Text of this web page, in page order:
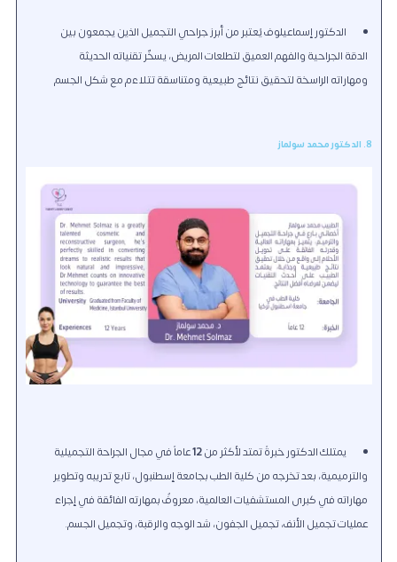
الدكتور إسماعيلوف يُعتبر من أبرز جراحي التجميل الذين يجمعون بين
الدقة الجراحية والفهم العميق لتطلعات المريض، يسخّر تقنياته الحديثة
ومهاراته الراسخة لتحقيق نتائج طبيعية ومتناسقة تتلاءم مع شكل الجسم
8. الدكتور محمد سولماز
يمتلك الدكتور خبرةً تمتد لأكثر من12عاماً في مجال الجراحة التجميلية
والترميمية، بعد تخرجه من كلية الطب بجامعة إسطنبول، تابع تدريبه وتطوير
مهاراته في كبرى المستشفيات العالمية، معروفٌ بمهارته الفائقة في إجراء
عمليات تجميل الأنف، تجميل الجفون، شد الوجه والرقبة، وتجميل الجسم.